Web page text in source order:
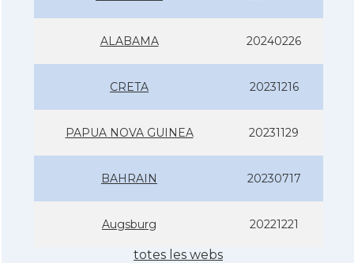
ALABAMA 20240226
CRETA 20231216
PAPUA NOVA GUINEA 20231129
BAHRAIN 20230717
Augsburg 20221221
totes les webs